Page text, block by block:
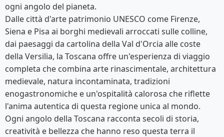
ogni angolo del pianeta.
Dalle città d'arte patrimonio UNESCO come Firenze,
Siena e Pisa ai borghi medievali arroccati sulle colline,
dai paesaggi da cartolina della Val d'Orcia alle coste
della Versilia, la Toscana offre un'esperienza di viaggio
completa che combina arte rinascimentale, architettura
medievale, natura incontaminata, tradizioni
enogastronomiche e un'ospitalità calorosa che riflette
l'anima autentica di questa regione unica al mondo.
Ogni angolo della Toscana racconta secoli di storia,
creatività e bellezza che hanno reso questa terra il